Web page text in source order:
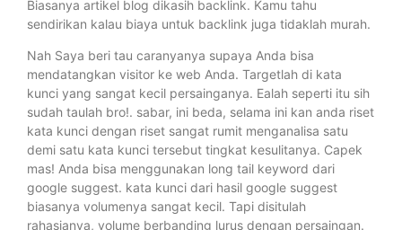
Biasanya artikel blog dikasih backlink. Kamu tahu
sendirikan kalau biaya untuk backlink juga tidaklah murah.
Nah Saya beri tau caranyanya supaya Anda bisa
mendatangkan visitor ke web Anda. Targetlah di kata
kunci yang sangat kecil persainganya. Ealah seperti itu sih
sudah taulah bro!. sabar, ini beda, selama ini kan anda riset
kata kunci dengan riset sangat rumit menganalisa satu
demi satu kata kunci tersebut tingkat kesulitanya. Capek
mas! Anda bisa menggunakan long tail keyword dari
google suggest. kata kunci dari hasil google suggest
biasanya volumenya sangat kecil. Tapi disitulah
rahasianya, volume berbanding lurus dengan persaingan.